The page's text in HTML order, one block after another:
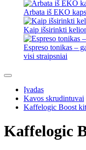
Arbata iš EKO
Kaip išsirinkti
Espreso tonikas –
visi straipsniai
Įvadas
Kavos skrudintuvai
Kaffelogic Boost
Kaffelogic